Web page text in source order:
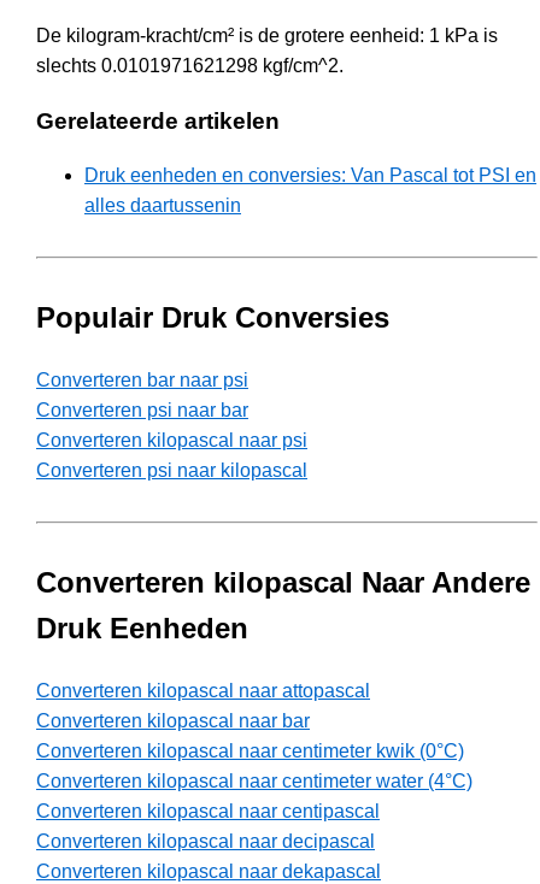
De kilogram-kracht/cm² is de grotere eenheid: 1 kPa is
slechts 0.0101971621298 kgf/cm^2.
Gerelateerde artikelen
Druk eenheden en conversies: Van Pascal tot PSI en
alles daartussenin
Populair Druk Conversies
Converteren bar naar psi
Converteren psi naar bar
Converteren kilopascal naar psi
Converteren psi naar kilopascal
Converteren kilopascal Naar Andere
Druk Eenheden
Converteren kilopascal naar attopascal
Converteren kilopascal naar bar
Converteren kilopascal naar centimeter kwik (0°C)
Converteren kilopascal naar centimeter water (4°C)
Converteren kilopascal naar centipascal
Converteren kilopascal naar decipascal
Converteren kilopascal naar dekapascal